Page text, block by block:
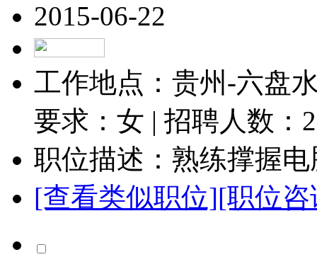
2015-06-22
工作地点：贵州-六盘
要求：女 | 招聘人数： 2
职位描述：熟练撑握
[查看类似职位][职位